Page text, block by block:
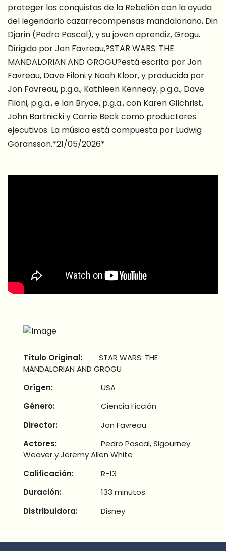
proteger las conquistas de la Rebelión con la ayuda
del legendario cazarrecompensas mandaloriano, Din
Djarin (Pedro Pascal), y su joven aprendiz, Grogu.
Dirigida por Jon Favreau,?STAR WARS: THE
MANDALORIAN AND GROGU?está escrita por Jon
Favreau, Dave Filoni y Noah Kloor, y producida por
Jon Favreau, p.g.a., Kathleen Kennedy, p.g.a., Dave
Filoni, p.g.a., e Ian Bryce, p.g.a., con Karen Gilchrist,
John Bartnicki y Carrie Beck como productores
ejecutivos. La música está compuesta por Ludwig
Göransson.*21/05/2026*
Título Original:
STAR WARS: THE
MANDALORIAN AND GROGU
Orígen:
USA
Género:
Ciencia Ficción
Director:
Jon Favreau
Actores:
Pedro Pascal, Sigourney
Weaver y Jeremy Allen White
Calificación:
R-13
Duración:
133 minutos
Distribuidora:
Disney